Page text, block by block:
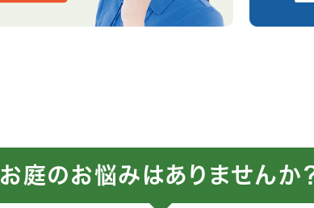
お庭のお悩みはありませんか